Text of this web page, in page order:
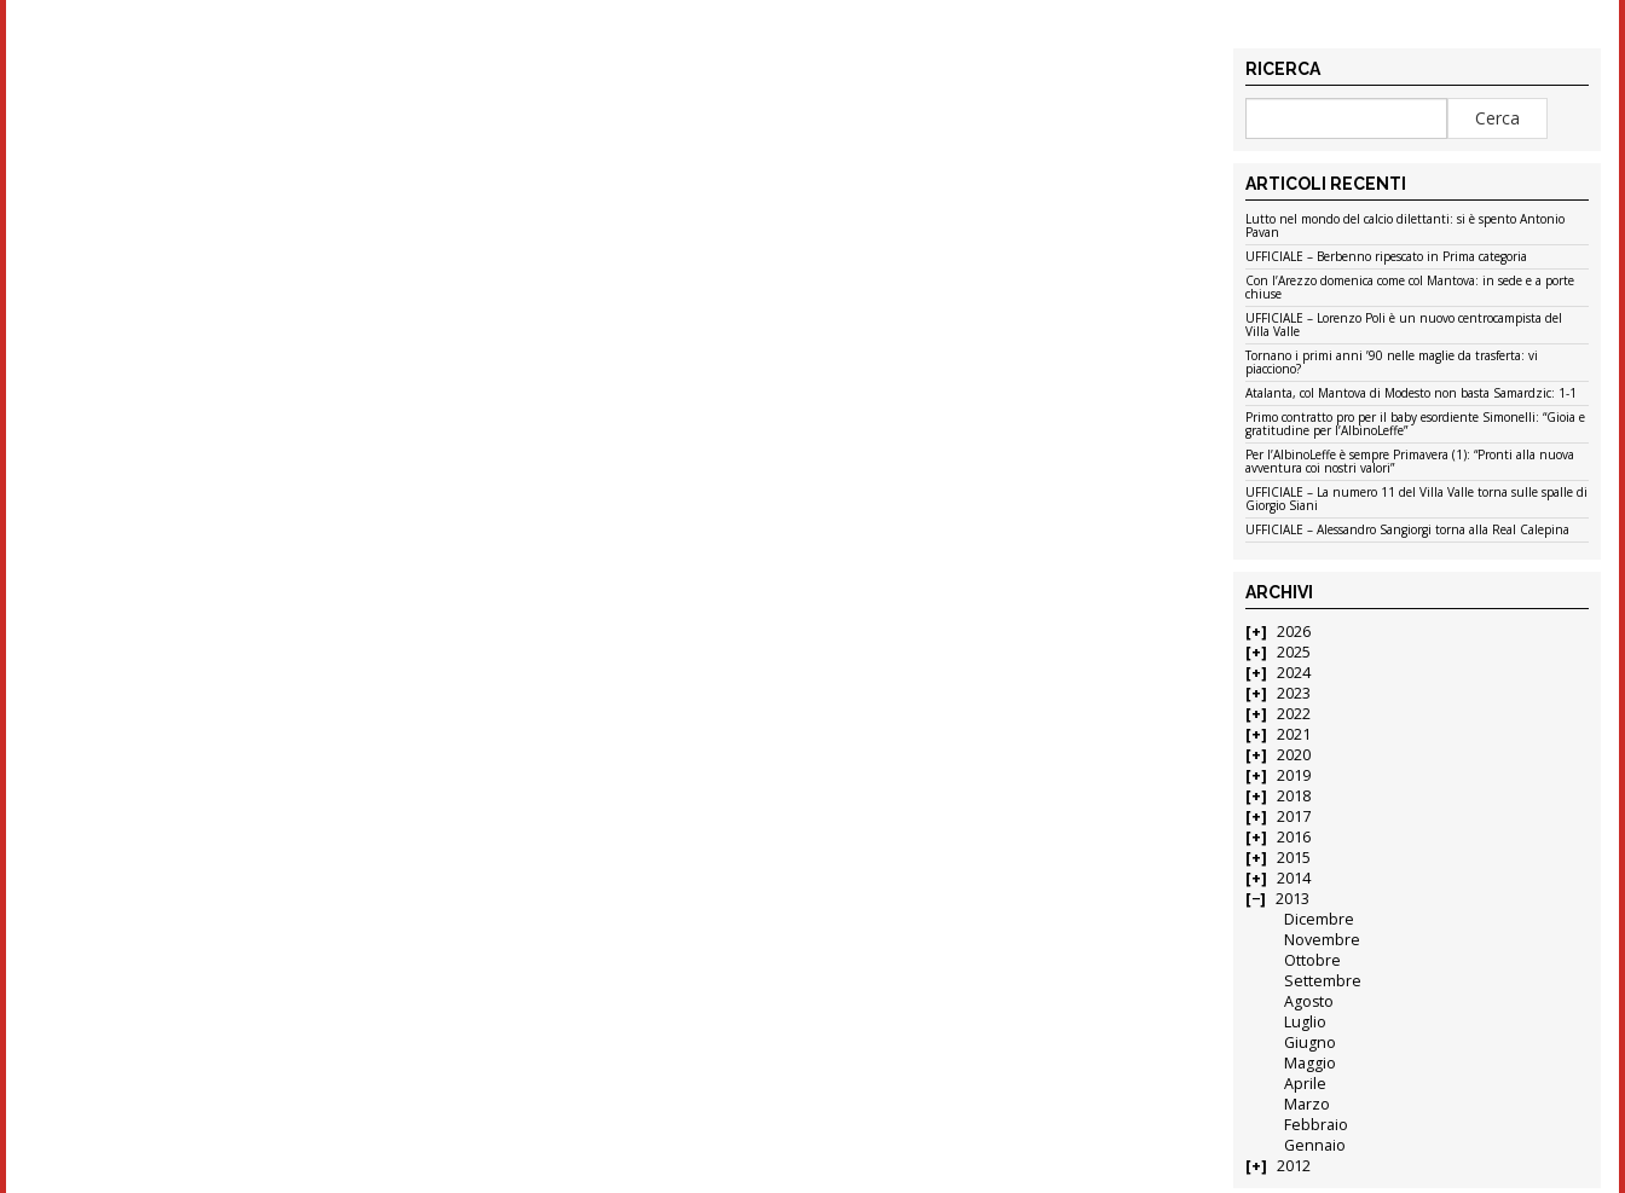
RICERCA
ARTICOLI RECENTI
Lutto nel mondo del calcio dilettanti: si è spento Antonio
Pavan
UFFICIALE – Berbenno ripescato in Prima categoria
Con l’Arezzo domenica come col Mantova: in sede e a porte
chiuse
UFFICIALE – Lorenzo Poli è un nuovo centrocampista del
Villa Valle
Tornano i primi anni ’90 nelle maglie da trasferta: vi
piacciono?
Atalanta, col Mantova di Modesto non basta Samardzic: 1-1
Primo contratto pro per il baby esordiente Simonelli: “Gioia e
gratitudine per l’AlbinoLeffe”
Per l’AlbinoLeffe è sempre Primavera (1): “Pronti alla nuova
avventura coi nostri valori”
UFFICIALE – La numero 11 del Villa Valle torna sulle spalle di
Giorgio Siani
UFFICIALE – Alessandro Sangiorgi torna alla Real Calepina
ARCHIVI
2026
2025
2024
2023
2022
2021
2020
2019
2018
2017
2016
2015
2014
2013
Dicembre
Novembre
Ottobre
Settembre
Agosto
Luglio
Giugno
Maggio
Aprile
Marzo
Febbraio
Gennaio
2012